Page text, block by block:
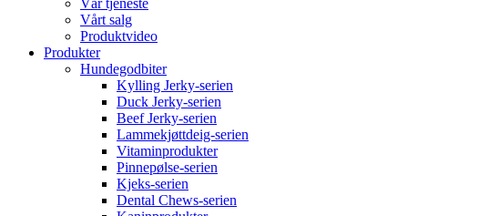
Vår tjeneste
Vårt salg
Produktvideo
Produkter
Hundegodbiter
Kylling Jerky-serien
Duck Jerky-serien
Beef Jerky-serien
Lammekjøttdeig-serien
Vitaminprodukter
Pinnepølse-serien
Kjeks-serien
Dental Chews-serien